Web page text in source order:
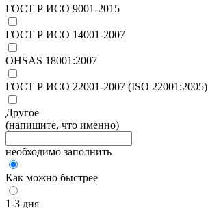
ГОСТ Р ИСО 9001-2015
ГОСТ Р ИСО 14001-2007
OHSAS 18001:2007
ГОСТ Р ИСО 22001-2007 (ISO 22001:2005)
Другое
(напишите, что именно)
необходимо заполнить
Как можно быстрее
1-3 дня